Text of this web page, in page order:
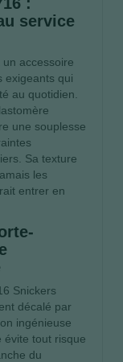
service
accessoire
exigeants qui
au quotidien.
une souplesse
Sa texture
les
entrer en
Snickers
décalé par
ingénieuse
évite tout risque
du